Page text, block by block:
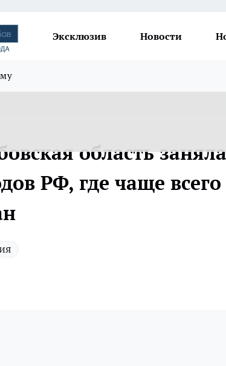
Эксклюзив Новости
область
РФ, где чаще